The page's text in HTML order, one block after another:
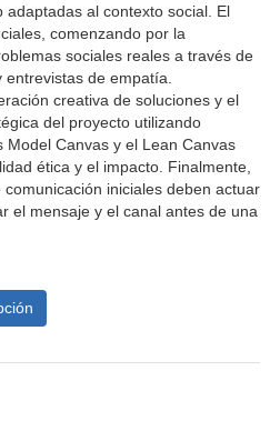
al contexto social. El
comenzando por la
sociales reales a través de
entrevistas de empatía.
creativa de soluciones y el
del proyecto utilizando
Model Canvas y el Lean Canvas
ética y el impacto. Finalmente,
iniciales deben actuar
el mensaje y el canal antes de una